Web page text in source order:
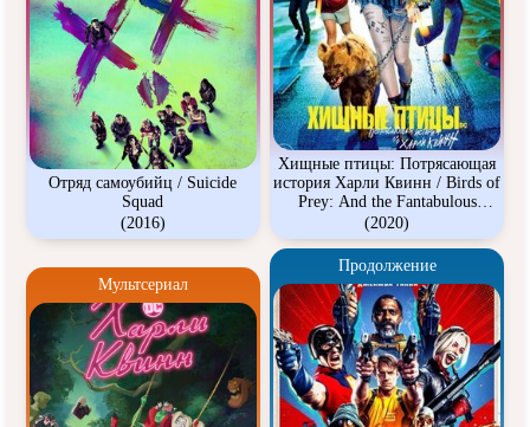
Отряд самоубийц / Suicide
Squad
(2016)
Хищные птицы: Потрясающая
история Харли Квинн / Birds of
Prey: And the Fantabulous
Emancipation of One Harley
Quinn
(2020)
Мультсериал
Продолжение